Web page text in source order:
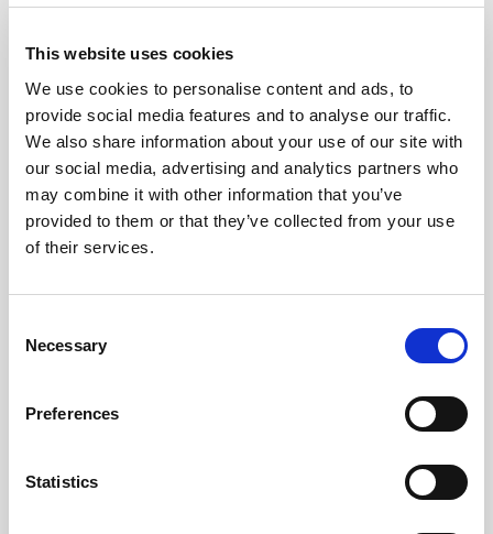
This website uses cookies
We use cookies to personalise content and ads, to
provide social media features and to analyse our traffic.
We also share information about your use of our site with
our social media, advertising and analytics partners who
may combine it with other information that you’ve
provided to them or that they’ve collected from your use
of their services.
Selection
Necessary
Preferences
Statistics
Salsiccia Classica